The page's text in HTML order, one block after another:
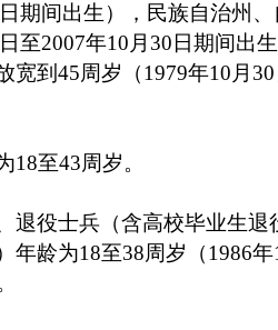
期间出生），民族自治州
至2007年10月30日期间出
宽到45周岁（1979年10月
18至43周岁。
退役士兵（含高校毕业生
年龄为18至38周岁（1986